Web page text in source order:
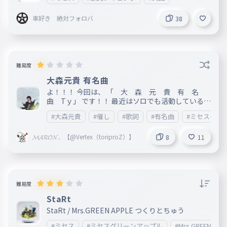
車好き 絶対フォロバ 38
難易度
大森元貴 有名曲
よ！！！ 今回は、 「 大 森 元 貴 有 名
曲 Tｙ」 です！！ 最近はソロでも活動しているも
っくん。 「催し」結構神曲やったｗｗ ＭＧＡでの
活動もがんばれ！ いいねとフォロー( ｀・∀・´)ﾉﾖ
#大森元貴 #催し #歌詞 #有名曲 #ミセスグリ
𝓜𝓐𝓡𝓞𝓝．【@Vertex（toriproZ）】 8 11
難易度
StaRt
StaRt / Mrs.GREEN APPLE つくりとちゅう